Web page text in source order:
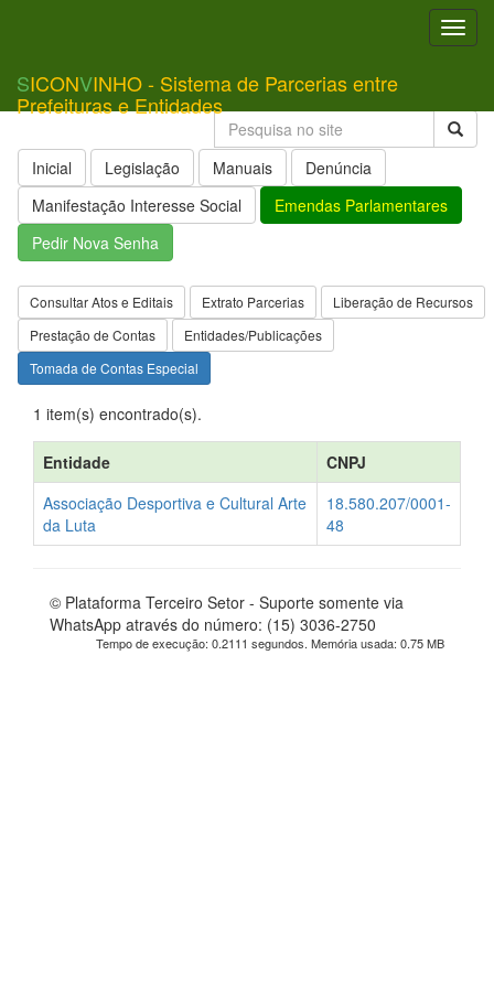
SICONVINHO - Sistema de Parcerias entre
Prefeituras e Entidades
Inicial Legislação Manuais
Denúncia
Manifestação Interesse Social
Emendas Parlamentares
Pedir Nova Senha
Consultar Atos e Editais Extrato Parcerias
Liberação de Recursos
Prestação de Contas
Entidades/Publicações
Tomada de Contas Especial
1 item(s) encontrado(s).
Entidade
CNPJ
Associação Desportiva e Cultural Arte
da Luta
18.580.207/0001-
48
© Plataforma Terceiro Setor - Suporte somente via
WhatsApp através do número: (15) 3036-2750
Tempo de execução: 0.2111 segundos. Memória usada: 0.75 MB